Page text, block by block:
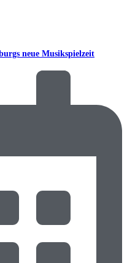
neue Musikspielzeit